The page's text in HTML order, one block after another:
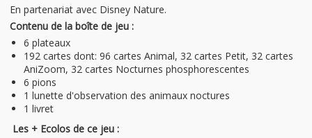
En partenariat avec Disney Nature.
Contenu de la boîte de jeu :
6 plateaux
192 cartes dont: 96 cartes Animal, 32 cartes Petit, 32 cartes
AniZoom, 32 cartes Nocturnes phosphorescentes
6 pions
1 lunette d'observation des animaux noctures
1 livret
Les + Ecolos de ce jeu :